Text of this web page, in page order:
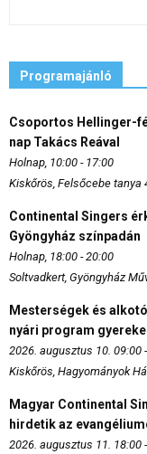
Programajánló
Csoportos Hellinger-
nap Takács Reával
Holnap, 10:00 - 17:00
Kiskőrös, Felsőcebe tanya
Continental Singers
Gyöngyház színpadán
Holnap, 18:00 - 20:00
Soltvadkert, Gyöngyház
Mesterségek és
nyári program
2026. augusztus 10. 09:00
Kiskőrös, Hagyományok
Magyar Continental
hirdetik az
2026. augusztus 11. 18:00